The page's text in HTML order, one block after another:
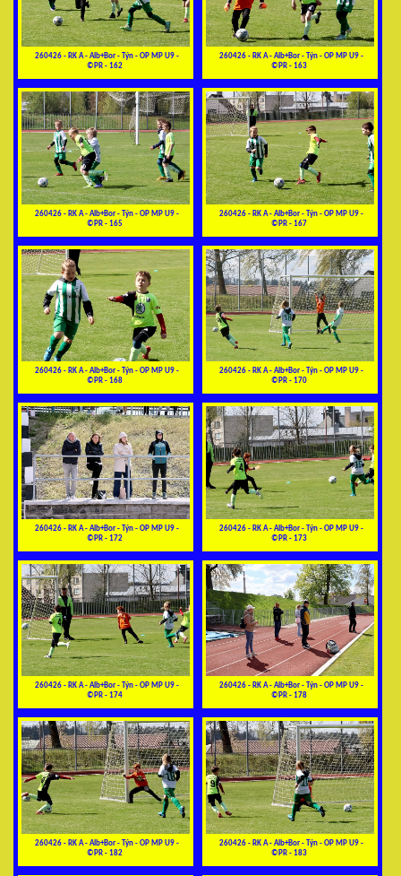
260426 - RK A - Alb+Bor - Týn - OP MP U9 -
©PR - 162
260426 - RK A - Alb+Bor - Týn - OP MP U9 -
©PR - 163
260426 - RK A - Alb+Bor - Týn - OP MP U9 -
©PR - 165
260426 - RK A - Alb+Bor - Týn - OP MP U9 -
©PR - 167
260426 - RK A - Alb+Bor - Týn - OP MP U9 -
©PR - 168
260426 - RK A - Alb+Bor - Týn - OP MP U9 -
©PR - 170
260426 - RK A - Alb+Bor - Týn - OP MP U9 -
©PR - 172
260426 - RK A - Alb+Bor - Týn - OP MP U9 -
©PR - 173
260426 - RK A - Alb+Bor - Týn - OP MP U9 -
©PR - 174
260426 - RK A - Alb+Bor - Týn - OP MP U9 -
©PR - 178
260426 - RK A - Alb+Bor - Týn - OP MP U9 -
©PR - 182
260426 - RK A - Alb+Bor - Týn - OP MP U9 -
©PR - 183